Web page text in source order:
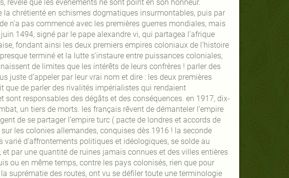
révèle que les événements ne sont point en son honneur.
chrétienté en schismes dogmatiques insurmontables, puis par
n’a pas commencé avec les premières guerres mondiales, mais
1494, signé par le pape alexandre vi, qui partagea l’afrique
fondant ainsi les deux premiers empires coloniaux de l’histoire
terminé et la lutte s’instaure entre puissances coloniales,
de limites que les intérêts de leurs confrères ! parler des
juste d’appeler par leur vrai nom et dire : les deux premières
que de parler des rivalités impérialistes qui rendaient
sont responsables des dégâts et des conséquences. en 1917, dix-
un tiers de morts. les français rêvent de démanteler l’empire
de se partager l’empire turc ( pacte de londres et accords de
les colonies allemandes, conquises dès 1916 ! la seconde
d’affrontements politiques et idéologiques, se solde au
par une quantité de ruines jamais connues et des villes entières
ou en même temps, contre les pays colonisés, rien que pour
suprématie des routes, ont vu se défiler toute une terminologie